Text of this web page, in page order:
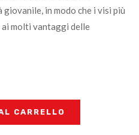
in modo che i visi più
molti vantaggi delle
CARRELLO